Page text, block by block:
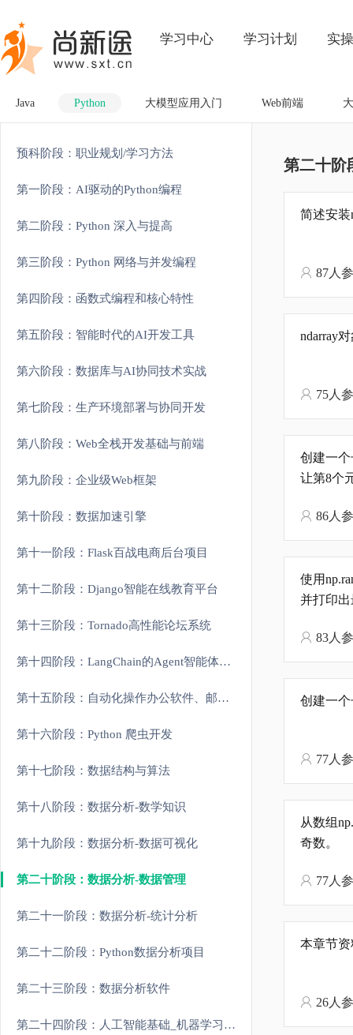
学习中心 学习计划 实操
Java Python 大模型应用入门 Web前端
预科阶段：职业规划/学习方法
第一阶段：AI驱动的Python编程
第二阶段：Python 深入与提高
第三阶段：Python 网络与并发编程
第四阶段：函数式编程和核心特性
第五阶段：智能时代的AI开发工具
第六阶段：数据库与AI协同技术实战
第七阶段：生产环境部署与协同开发
第八阶段：Web全栈开发基础与前端
第九阶段：企业级Web框架
第十阶段：数据加速引擎
第十一阶段：Flask百战电商后台项目
第十二阶段：Django智能在线教育平台
第十三阶段：Tornado高性能论坛系统
第十四阶段：LangChain的Agent智能体开发
第十五阶段：自动化操作办公软件、邮件、定时任务等
第十六阶段：Python 爬虫开发
第十七阶段：数据结构与算法
第十八阶段：数据分析-数学知识
第十九阶段：数据分析-数据可视化
第二十阶段：数据分析-数据管理
第二十一阶段：数据分析-统计分析
第二十二阶段：Python数据分析项目
第二十三阶段：数据分析软件
第二十四阶段：人工智能基础_机器学习理论与实战
第二十阶
简述安装
87人
ndarray
75人
创建一个
让第8个
86人
使用
并打印
83人
创建一
77人
从数组
奇数。
77人
本章节
26人